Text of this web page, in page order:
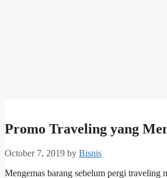
Promo Traveling yang
October 7, 2019 by Bisnis
Mengemas barang sebelum pergi traveling